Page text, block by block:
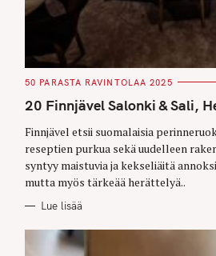
C
T
E
O
R
I
S
50 PARASTA RAVINTOLAA 2025
20 Finnjävel Salonki & Sali,
Finnjävel etsii suomalaisia
reseptien purkua sekä uudelleen
syntyy maistuvia ja kekseliäitä
mutta myös tärkeää herättelyä..
Lue lisää
r